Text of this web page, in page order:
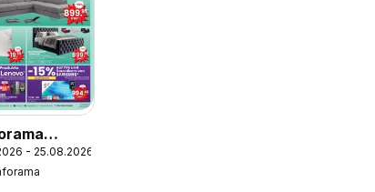
- 25.08.2026